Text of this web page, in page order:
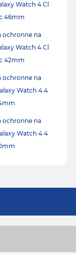
Watch 4 Cl
46mm
ochronne na
Watch 4 Cl
42mm
ochronne na
Watch 4 4
ochronne na
Watch 4 4